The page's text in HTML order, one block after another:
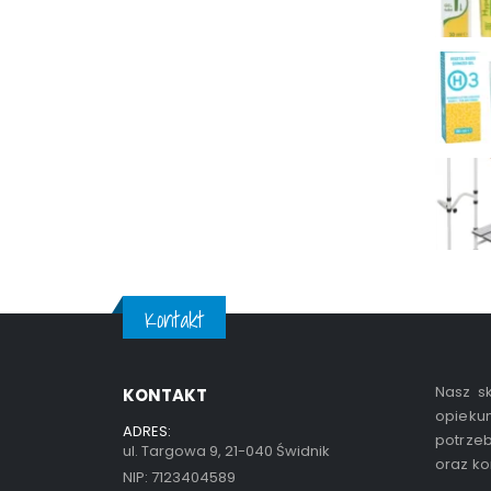
Kontakt
KONTAKT
ADRES:
ul. Targowa 9, 21-040 Świdnik
NIP: 7123404589
Nasz
oraz